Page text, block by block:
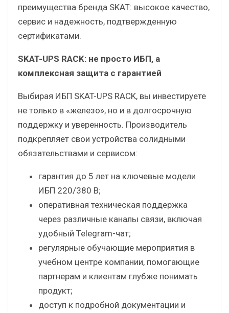
преимущества бренда SKAT: высокое качество,
сервис и надежность, подтвержденную
сертификатами.
SKAT-UPS RACK: не просто ИБП, а
комплексная защита с гарантией
Выбирая ИБП SKAT-UPS RACK, вы инвестируете
не только в «железо», но и в долгосрочную
поддержку и уверенность. Производитель
подкрепляет свои устройства солидными
обязательствами и сервисом:
гарантия до 5 лет на ключевые модели
ИБП 220/380 В;
оперативная техническая поддержка
через различные каналы связи, включая
удобный Telegram-чат;
регулярные обучающие мероприятия в
учебном центре компании, помогающие
партнерам и клиентам глубже понимать
продукт;
доступ к подробной документации и